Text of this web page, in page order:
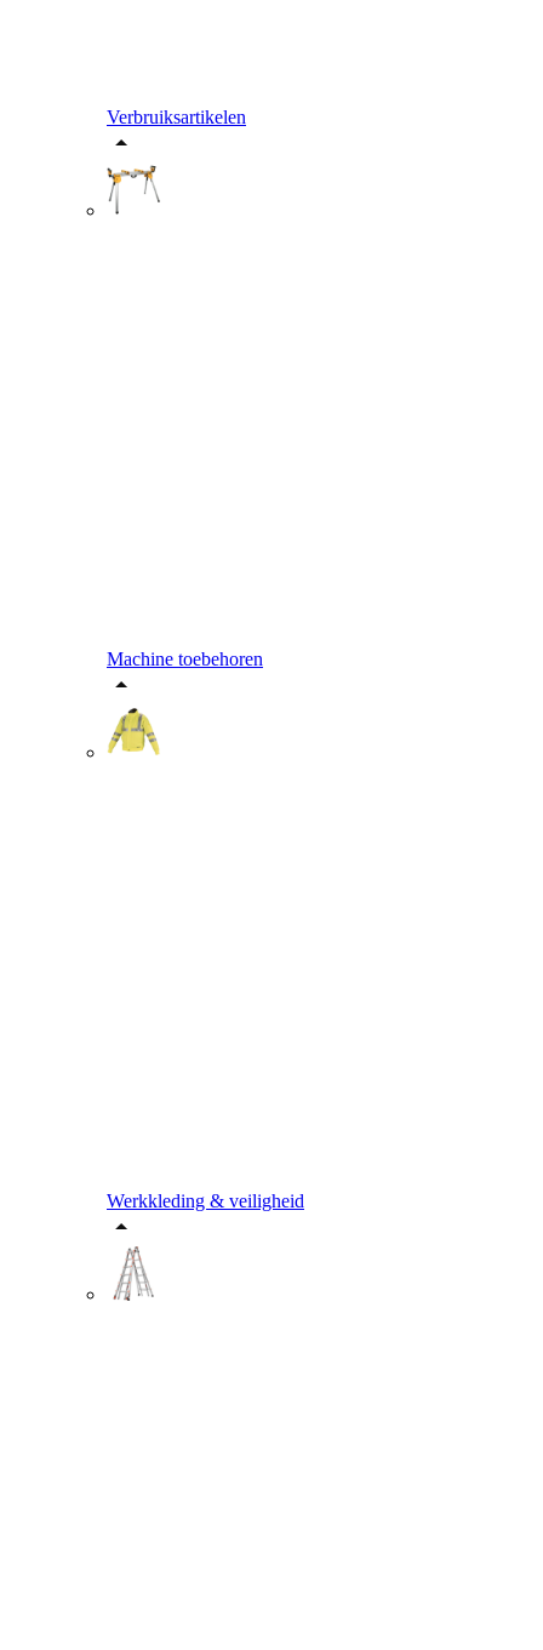
Verbruiksartikelen
Machine toebehoren
Werkkleding & veiligheid